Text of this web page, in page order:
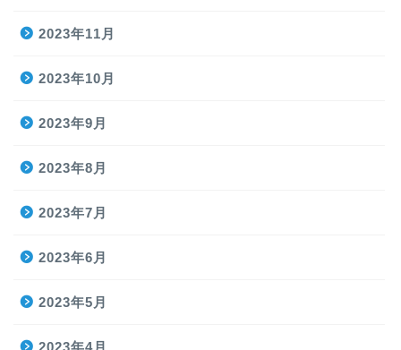
2023年11月
2023年10月
2023年9月
2023年8月
2023年7月
2023年6月
2023年5月
2023年4月